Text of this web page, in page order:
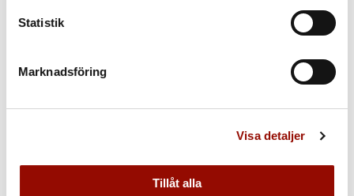
Statistik
Marknadsföring
Visa detaljer
Tillåt alla
€ 260 - 350
KLUBBAT PRIS
daterad Schreyer 1922. Blandteknik, 18 x 10,5 cm (bladmått).